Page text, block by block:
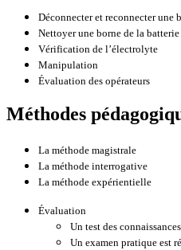
Déconnecter et reconnecter une
Nettoyer une borne de la batterie
Vérification de l’électrolyte
Manipulation
Évaluation des opérateurs
Méthodes
La méthode magistrale
La méthode interrogative
La méthode expérientielle
Évaluation
Un test des
Un examen pratique est